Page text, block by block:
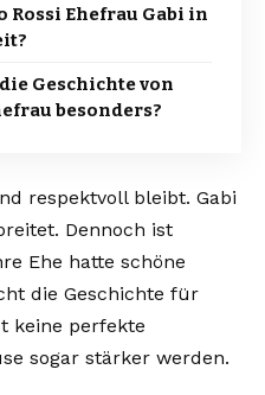
Rossi Ehefrau Gabi in
Geschichte von
besonders?
respektvoll bleibt. Gabi
Dennoch ist
Ehe hatte schöne
die Geschichte für
keine perfekte
sogar stärker werden.